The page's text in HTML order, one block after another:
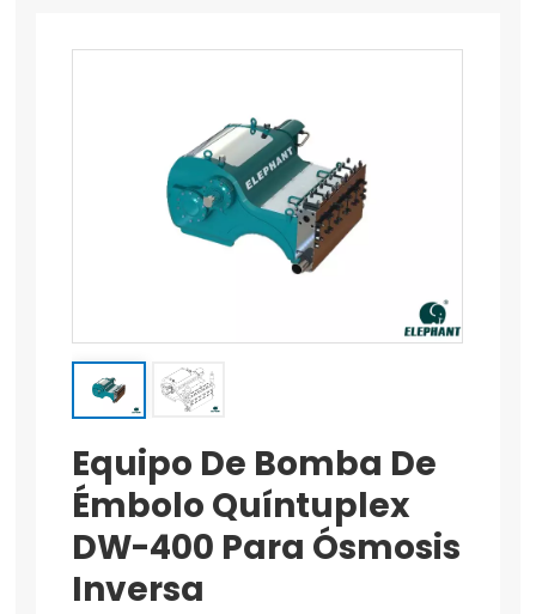
Equipo De Bomba De
Émbolo Quíntuplex
DW-400 Para Ósmosis
Inversa